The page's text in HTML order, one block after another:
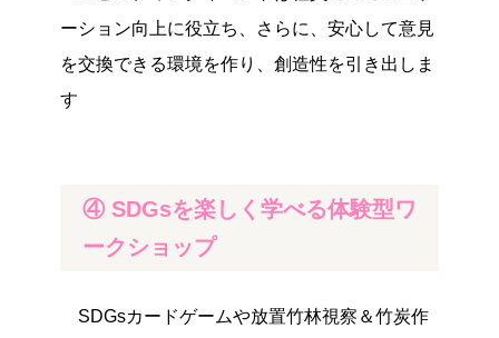
ーション向上に役立ち、さらに、安心して意見
を交換できる環境を作り、創造性を引き出しま
す
④ SDGsを楽しく学べる体験型ワ
ークショップ
SDGsカードゲームや放置竹林視察＆竹炭作